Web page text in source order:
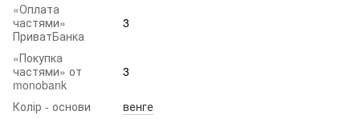
«Оплата
частями»
ПриватБанка
3
«Покупка
частями» от
monobank
3
Колір - основи
венге